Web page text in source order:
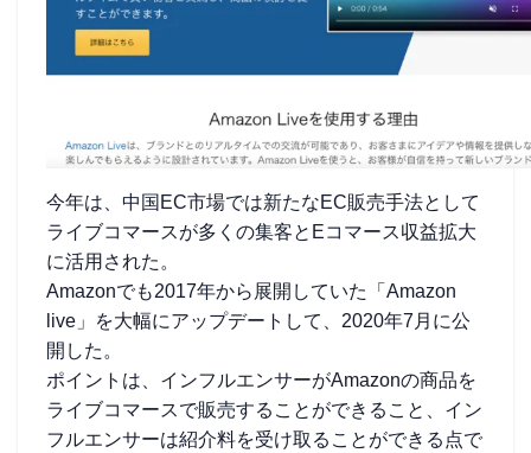
今年は、中国EC市場では新たなEC販売手法として
ライブコマースが多くの集客とEコマース収益拡大
に活用された。
Amazonでも2017年から展開していた「Amazon
live」を大幅にアップデートして、2020年7月に公
開した。
ポイントは、インフルエンサーがAmazonの商品を
ライブコマースで販売することができること、イン
フルエンサーは紹介料を受け取ることができる点で